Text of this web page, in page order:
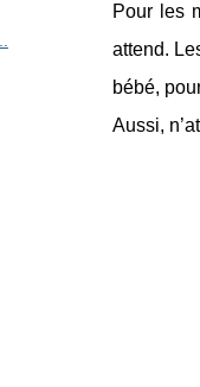
Pour les
attend.
bébé,
Aussi,